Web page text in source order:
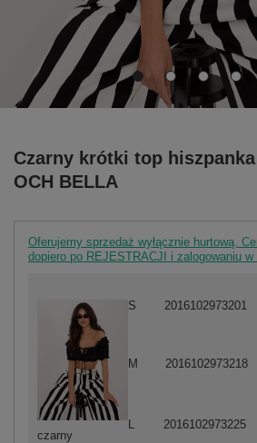
Czarny krótki top hiszpanka
OCH BELLA
Oferujemy sprzedaż wyłącznie hurtową.
dopiero po REJESTRACJI i zalogowaniu w
czarny
S 2016102973201
M 2016102973218
L 2016102973225